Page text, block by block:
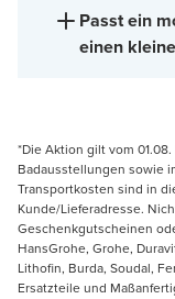
Passt ein
einen
*Die Aktion gilt vom
Badausstellungen sowie
Transportkosten sind in
Kunde/Lieferadresse.
Geschenkgutscheinen
HansGrohe, Grohe,
Lithofin, Burda, Soudal,
Ersatzteile und